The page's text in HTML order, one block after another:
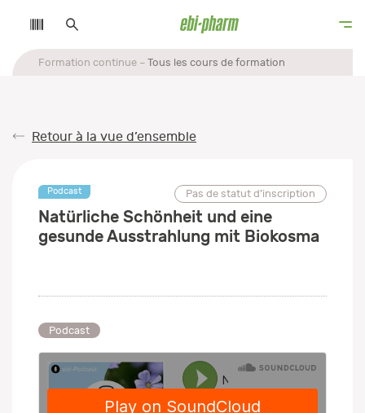
Formation continue Tous les cours de formation
Retour à la vue d’ensemble
Podcast Pas de statut d’inscription
Natürliche Schönheit und eine
gesunde Ausstrahlung mit Biokosma
Podcast